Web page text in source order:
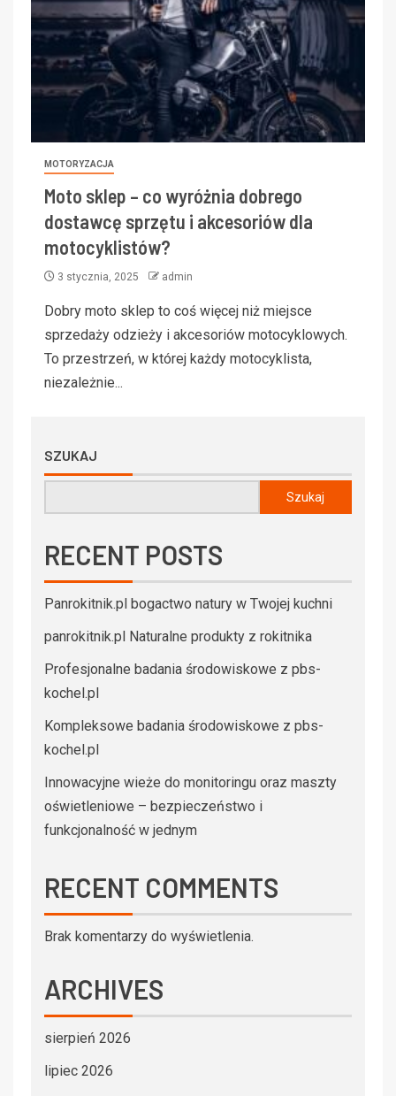
MOTORYZACJA
Moto sklep – co wyróżnia dobrego
dostawcę sprzętu i akcesoriów dla
motocyklistów?
3 stycznia, 2025 admin
Dobry moto sklep to coś więcej niż miejsce
sprzedaży odzieży i akcesoriów motocyklowych.
To przestrzeń, w której każdy motocyklista,
niezależnie...
SZUKAJ
Szukaj
RECENT POSTS
Panrokitnik.pl bogactwo natury w Twojej kuchni
panrokitnik.pl Naturalne produkty z rokitnika
Profesjonalne badania środowiskowe z pbs-
kochel.pl
Kompleksowe badania środowiskowe z pbs-
kochel.pl
Innowacyjne wieże do monitoringu oraz maszty
oświetleniowe – bezpieczeństwo i
funkcjonalność w jednym
RECENT COMMENTS
Brak komentarzy do wyświetlenia.
ARCHIVES
sierpień 2026
lipiec 2026